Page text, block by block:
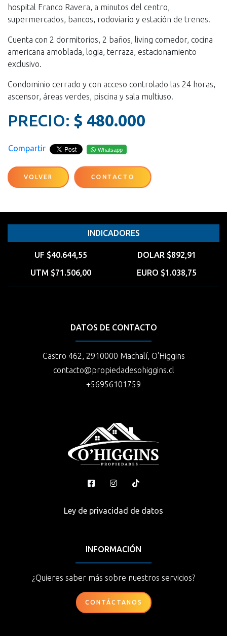
hospital Franco Ravera, a minutos del centro,
supermercados, bancos, rodoviario y estación de trenes.
Cuenta con 2 dormitorios, 2 baños, living comedor, cocina
americana amoblada, logia, terraza, estacionamiento
exclusivo.
Condominio cerrado y con acceso controlado las 24 horas,
ascensor, áreas verdes, piscina y sala multiuso.
PRECIO: $ 480.000
Compartir Whatsapp
VOLVER CONTACTO
INDICADORES
UF $40.644,55
DOLAR $892,91
UTM $71.506,00
EURO $1.038,75
DATOS DE CONTACTO
Castro 462, 2910000 Machalí, O'Higgins
contacto@propiedadesohiggins.cl
+56956101759
Ley de privacidad de datos
INFORMACIÓN
¿Quieres saber más sobre nuestros servicios?
CONTÁCTANOS